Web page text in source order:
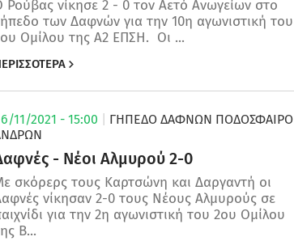
Ρούβας νίκησε 2 - 0 τον Αετό Ανωγείων στο
των Δαφνών για την 10η αγωνιστική του
Ομίλου της Α2 ΕΠΣΗ. Οι ...
11/2021 - 15:00 ΓΗΠΕΔΟ ΔΑΦΝΩΝ ΠΟΔΌΣΦΑΙΡΟ
- Νέοι Αλμυρού 2-0
σκόρερς τους Καρτσώνη και Δαργαντή οι
νίκησαν 2-0 τους Νέους Αλμυρούς σε
για την 2η αγωνιστική του 2ου Ομίλου
Β...